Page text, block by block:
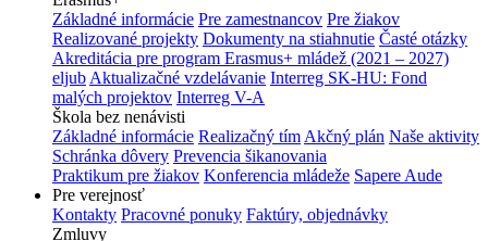
Základné informácie Pre zamestnancov Pre žiakov
Realizované projekty Dokumenty na stiahnutie Časté otázky
Akreditácia pre program Erasmus+ mládež (2021 – 2027)
eljub Aktualizačné vzdelávanie Interreg SK-HU: Fond
malých projektov Interreg V-A
Škola bez nenávisti
Základné informácie Realizačný tím Akčný plán Naše aktivity
Schránka dôvery Prevencia šikanovania
Praktikum pre žiakov Konferencia mládeže Sapere Aude
Pre verejnosť
Kontakty Pracovné ponuky Faktúry, objednávky
Zmluvy